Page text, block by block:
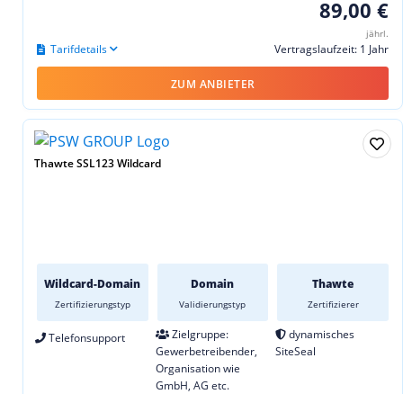
89,00 €
jährl.
Vertragslaufzeit: 1 Jahr
Tarifdetails
ZUM ANBIETER
Thawte SSL123 Wildcard
Wildcard-Domain
Zertifizierungstyp
Domain
Validierungstyp
Thawte
Zertifizierer
Telefonsupport
Zielgruppe:
Gewerbetreibender,
Organisation wie
GmbH, AG etc.
dynamisches
SiteSeal